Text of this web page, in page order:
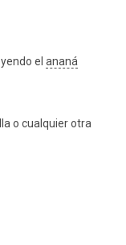
el ananá
o cualquier otra